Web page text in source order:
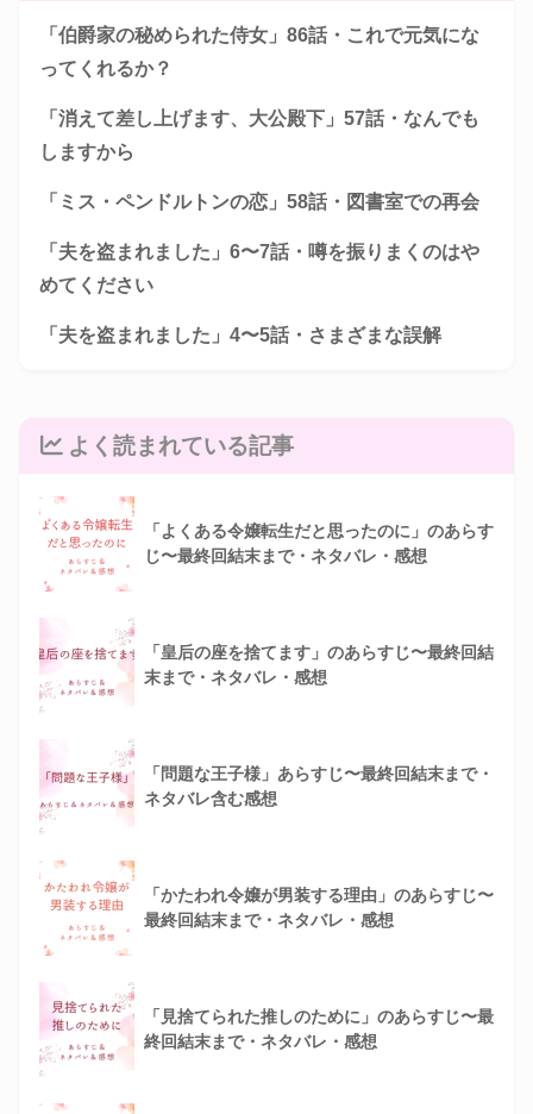
「伯爵家の秘められた侍女」86話・これで元気にな
ってくれるか？
「消えて差し上げます、大公殿下」57話・なんでも
しますから
「ミス・ペンドルトンの恋」58話・図書室での再会
「夫を盗まれました」6〜7話・噂を振りまくのはや
めてください
「夫を盗まれました」4〜5話・さまざまな誤解
よく読まれている記事
「よくある令嬢転生だと思ったのに」のあらす
じ〜最終回結末まで・ネタバレ・感想
「皇后の座を捨てます」のあらすじ〜最終回結
末まで・ネタバレ・感想
「問題な王子様」あらすじ〜最終回結末まで・
ネタバレ含む感想
「かたわれ令嬢が男装する理由」のあらすじ〜
最終回結末まで・ネタバレ・感想
「見捨てられた推しのために」のあらすじ〜最
終回結末まで・ネタバレ・感想